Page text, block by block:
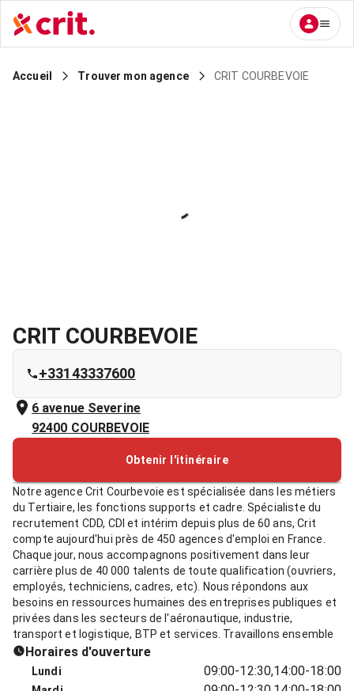
Accueil Trouver mon agence CRIT COURBEVOIE
CRIT COURBEVOIE
+33143337600
6 avenue Severine
92400 COURBEVOIE
Obtenir l'itinéraire
Notre agence Crit Courbevoie est spécialisée dans les métiers
du Tertiaire, les fonctions supports et cadre. Spécialiste du
recrutement CDD, CDI et intérim depuis plus de 60 ans, Crit
compte aujourd'hui près de 450 agences d'emploi en France.
Chaque jour, nous accompagnons positivement dans leur
carrière plus de 40 000 talents de toute qualification (ouvriers,
employés, techniciens, cadres, etc). Nous répondons aux
besoins en ressources humaines des entreprises publiques et
privées dans les secteurs de l'aéronautique, industrie,
transport et logistique, BTP et services. Travaillons ensemble
Horaires d'ouverture
Lundi 09:00-12:30,14:00-18:00